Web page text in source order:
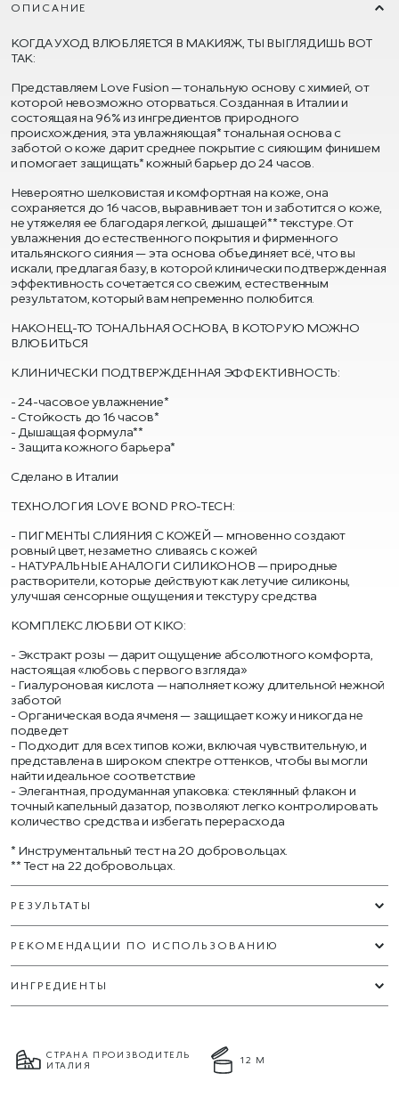
ОПИСАНИЕ
КОГДА УХОД ВЛЮБЛЯЕТСЯ В МАКИЯЖ, ТЫ ВЫГЛЯДИШЬ ВОТ
ТАК:
Представляем Love Fusion — тональную основу с химией, от
которой невозможно оторваться. Созданная в Италии и
состоящая на 96% из ингредиентов природного
происхождения, эта увлажняющая* тональная основа с
заботой о коже дарит среднее покрытие с сияющим финишем
и помогает защищать* кожный барьер до 24 часов.
Невероятно шелковистая и комфортная на коже, она
сохраняется до 16 часов, выравнивает тон и заботится о коже,
не утяжеляя ее благодаря легкой, дышащей** текстуре. От
увлажнения до естественного покрытия и фирменного
итальянского сияния — эта основа объединяет всё, что вы
искали, предлагая базу, в которой клинически подтвержденная
эффективность сочетается со свежим, естественным
результатом, который вам непременно полюбится.
НАКОНЕЦ-ТО ТОНАЛЬНАЯ ОСНОВА, В КОТОРУЮ МОЖНО
ВЛЮБИТЬСЯ
КЛИНИЧЕСКИ ПОДТВЕРЖДЕННАЯ ЭФФЕКТИВНОСТЬ:
24-часовое увлажнение*
Стойкость до 16 часов*
Дышащая формула**
Защита кожного барьера*
Сделано в Италии
ТЕХНОЛОГИЯ LOVE BOND PRO-TECH:
ПИГМЕНТЫ СЛИЯНИЯ С КОЖЕЙ — мгновенно создают
ровный цвет, незаметно сливаясь с кожей
НАТУРАЛЬНЫЕ АНАЛОГИ СИЛИКОНОВ — природные
растворители, которые действуют как летучие силиконы,
улучшая сенсорные ощущения и текстуру средства
КОМПЛЕКС ЛЮБВИ ОТ KIKO:
Экстракт розы — дарит ощущение абсолютного комфорта,
настоящая «любовь с первого взгляда»
Гиалуроновая кислота — наполняет кожу длительной нежной
заботой
Органическая вода ячменя — защищает кожу и никогда не
подведет
Подходит для всех типов кожи, включая чувствительную, и
представлена в широком спектре оттенков, чтобы вы могли
найти идеальное соответствие
Элегантная, продуманная упаковка: стеклянный флакон и
точный капельный дазатор, позволяют легко контролировать
количество средства и избегать перерасхода
* Инструментальный тест на 20 добровольцах.
** Тест на 22 добровольцах.
РЕЗУЛЬТАТЫ
РЕКОМЕНДАЦИИ ПО ИСПОЛЬЗОВАНИЮ
ИНГРЕДИЕНТЫ
СТРАНА ПРОИЗВОДИТЕЛЬ
ИТАЛИЯ
12 М